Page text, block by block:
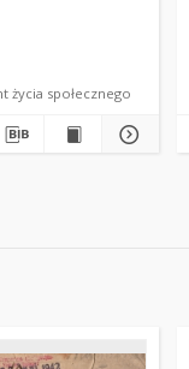
życia społecznego